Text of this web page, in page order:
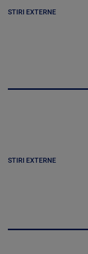
STIRI EXTERNE
STIRI EXTERNE